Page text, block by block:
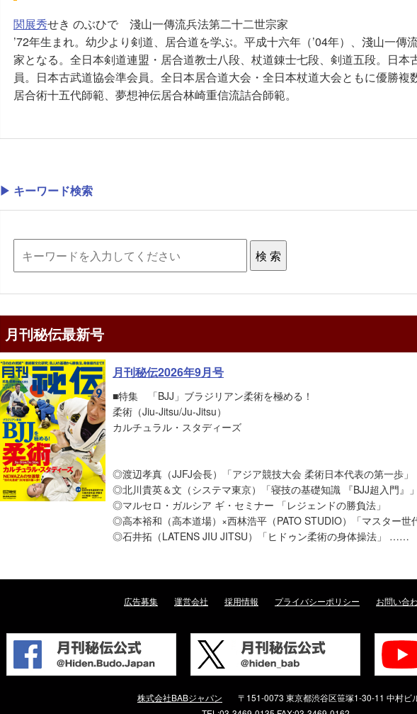
関展秀せき のぶひで 淺山一傳流兵法第二十二世宗家
’72年生まれ。幼少より剣道、居合道を学ぶ。平成十六年（’04年）、淺山一傳
家となる。全日本剣道連盟・居合道教士八段、杖道錬士七段、剣道五段。日本
員。日本古武道協会準会員。全日本居合道大会・全日本杖道大会ともに優勝複
居合術十五代師範、夢想神伝居合林崎重信流詰合師範。
▶ キーワード検索
月刊秘伝最新号
月刊秘伝2026年9月号
■特集 「BJJ」ブラジリアン柔術を極める！
柔術（Jiu-Jitsu/Ju-Jitsu）
カルチュラル・スタディーズ
◎渡辺孝真（JJFJ会長）「アジア競技大会 柔術日本代表の第一歩」
◎北川貴英＆文（システマ東京）「寝技の基礎知識 『BJJ超入門』」
◎マルセロ・ガルシア ギ・セミナー 「レジェンドの勝負法」
◎高本裕和（高本道場）×西林浩平（PATO STUDIO）「マスター世
◎石井拓（LATENS JIU JITSU）「ヒドゥン柔術の身体操法」 ……
広告募集 運営会社 採用情報 プライバシーポリシー お問い合
株式会社BABジャパン
〒151-0073 東京都渋谷区笹塚1-30-11 中村ビ